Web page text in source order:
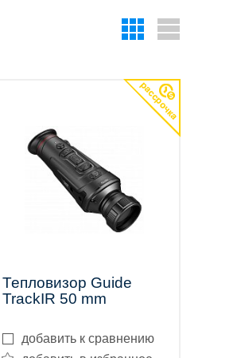
Тепловизор Guide
TrackIR 50 mm
добавить к сравнению